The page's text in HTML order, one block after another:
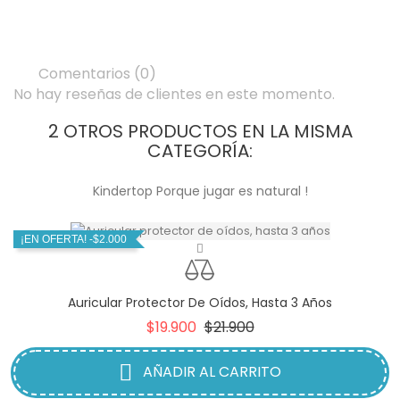
Comentarios (0)
No hay reseñas de clientes en este momento.
2 OTROS PRODUCTOS EN LA MISMA
CATEGORÍA:
Kindertop Porque jugar es natural !
¡EN OFERTA! -$2.000
Auricular Protector De Oídos, Hasta 3 Años
$19.900 Precio
base
$21.900Precio
AÑADIR AL CARRITO